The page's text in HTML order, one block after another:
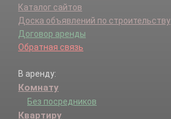
Каталог сайтов
Доска объявлений по строительству
Договор аренды
Обратная связь
В аренду:
Комнату
Без посредников
Квартиру